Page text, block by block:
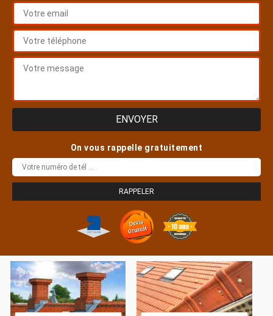
On vous rappelle gratuitement